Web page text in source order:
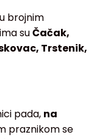
brojnim
suČačak,
Trstenik,
pada, na
praznikom se